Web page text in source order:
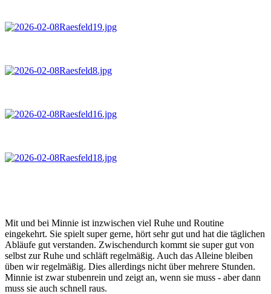
Mit und bei Minnie ist inzwischen viel Ruhe und Routine
eingekehrt. Sie spielt super gerne, hört sehr gut und hat die täglichen
Abläufe gut verstanden. Zwischendurch kommt sie super gut von
selbst zur Ruhe und schläft regelmäßig. Auch das Alleine bleiben
üben wir regelmäßig. Dies allerdings nicht über mehrere Stunden.
Minnie ist zwar stubenrein und zeigt an, wenn sie muss - aber dann
muss sie auch schnell raus.